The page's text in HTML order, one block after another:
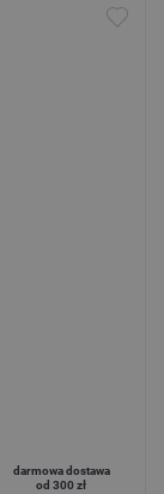
darmowa dostawa
od 300 zł